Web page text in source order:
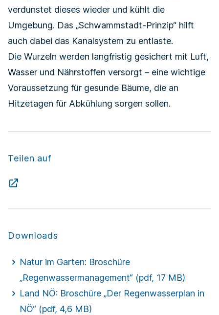
verdunstet dieses wieder und kühlt die
Umgebung. Das „Schwammstadt-Prinzip“ hilft
auch dabei das Kanalsystem zu entlaste.
Die Wurzeln werden langfristig gesichert mit Luft,
Wasser und Nährstoffen versorgt – eine wichtige
Voraussetzung für gesunde Bäume, die an
Hitzetagen für Abkühlung sorgen sollen.
Teilen auf
Downloads
Natur im Garten: Broschüre
„Regenwassermanagement“ (pdf, 17 MB)
Land NÖ: Broschüre „Der Regenwasserplan in
NÖ“ (pdf, 4,6 MB)